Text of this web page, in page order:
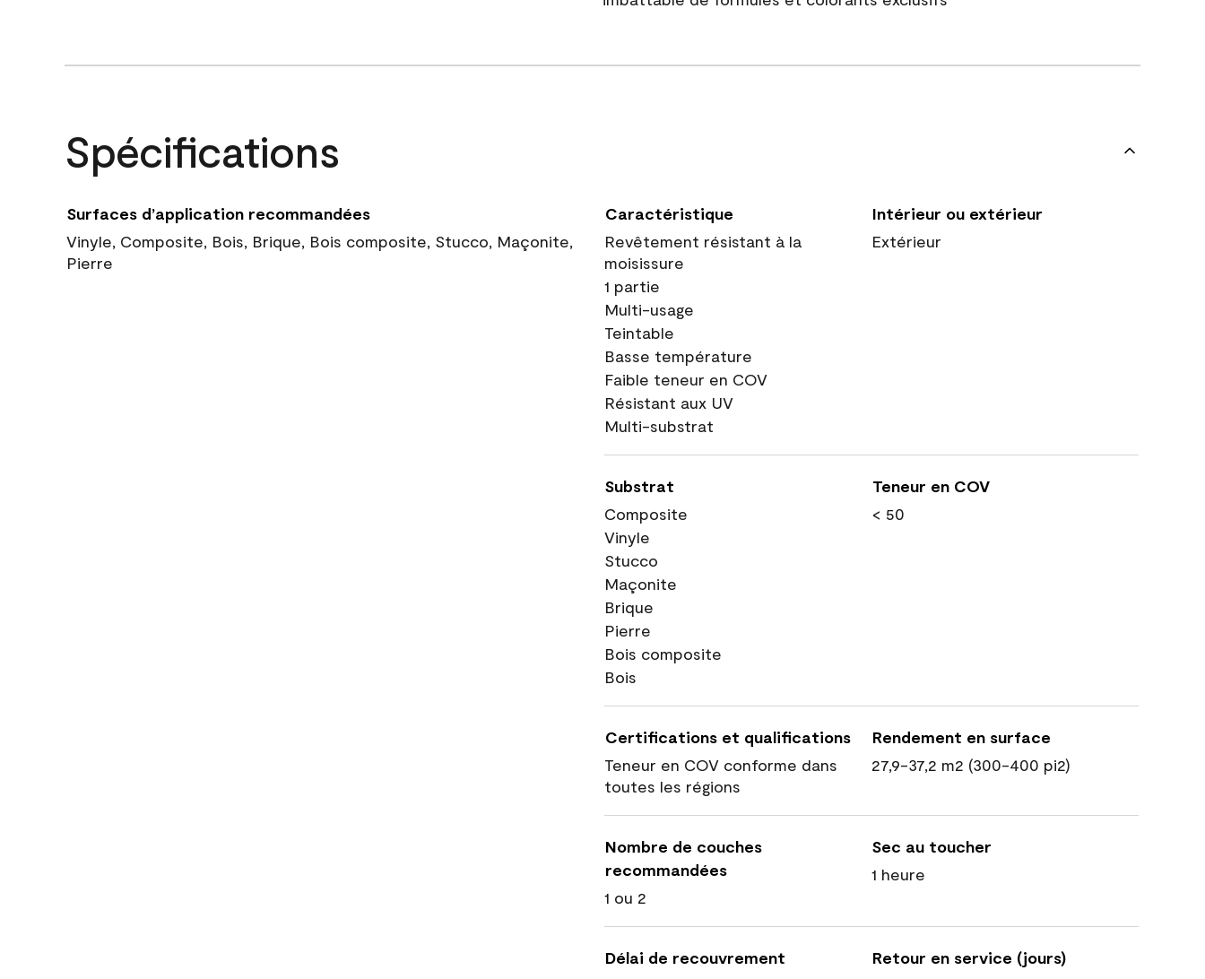
Spécifications
Surfaces d’application recommandées
Vinyle, Composite, Bois, Brique, Bois composite, Stucco, Maçonite,
Pierre
Caractéristique
Revêtement résistant à la
moisissure
1 partie
Multi-usage
Teintable
Basse température
Faible teneur en COV
Résistant aux UV
Multi-substrat
Intérieur ou extérieur
Extérieur
Substrat
Composite
Vinyle
Stucco
Maçonite
Brique
Pierre
Bois composite
Bois
Teneur en COV
< 50
Certifications et qualifications
Teneur en COV conforme dans
toutes les régions
Rendement en surface
27,9-37,2 m2 (300-400 pi2)
Nombre de couches
recommandées
1 ou 2
Sec au toucher
1 heure
Délai de recouvrement
Retour en service (jours)